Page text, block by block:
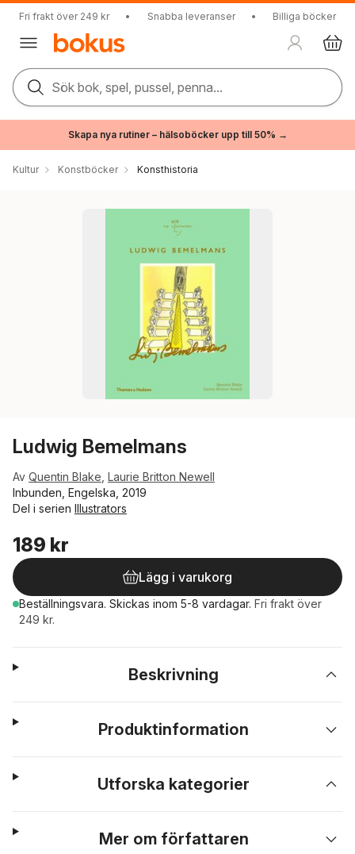
Fri frakt över 249 kr • Snabba leveranser • Billiga böcker
Sök bok, spel, pussel, penna...
Skapa nya rutiner – hälsoböcker upp till 50% →
Kultur Konstböcker Konsthistoria
Ludwig Bemelmans
Av Quentin Blake Laurie Britton Newell
Inbunden, Engelska, 2019
Del i serien Illustrators
189 kr
Lägg i varukorg
Beställningsvara. Skickas inom 5-8 vardagar. Fri frakt över
249 kr.
Beskrivning
Produktinformation
Utforska kategorier
Mer om författaren